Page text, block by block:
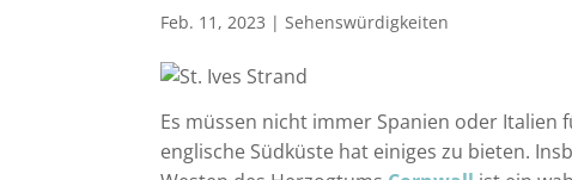
Feb. 11, 2023 |Sehenswürdigkeiten
Es müssen nicht immer Spanien oder Italien
englische Südküste hat einiges zu bieten.